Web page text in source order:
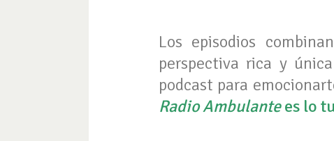
Los episodios
perspectiva rica y
podcast para
Radio Ambulantees lo